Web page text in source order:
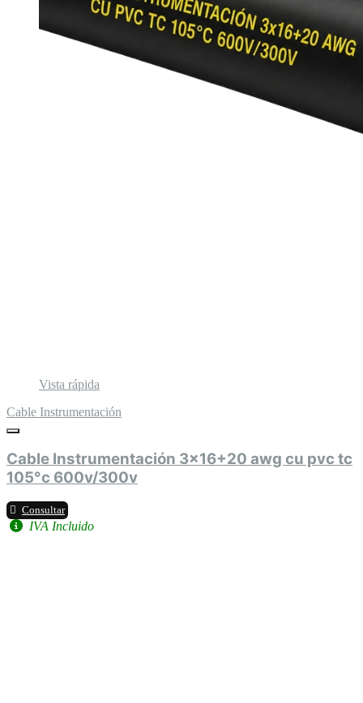
Vista rápida
Cable Instrumentación
Cable Instrumentación 3x16+20 awg cu pvc tc
105°c 600v/300v
Consultar
IVA Incluido